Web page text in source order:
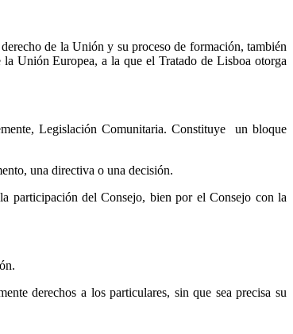
de la Unión y su proceso de formación, también
la Unión Europea, a la que el Tratado de Lisboa otorga
Legislación Comunitaria. Constituye un bloque
una directiva o una decisión.
participación del Consejo, bien por el Consejo con la
derechos a los particulares, sin que sea precisa su